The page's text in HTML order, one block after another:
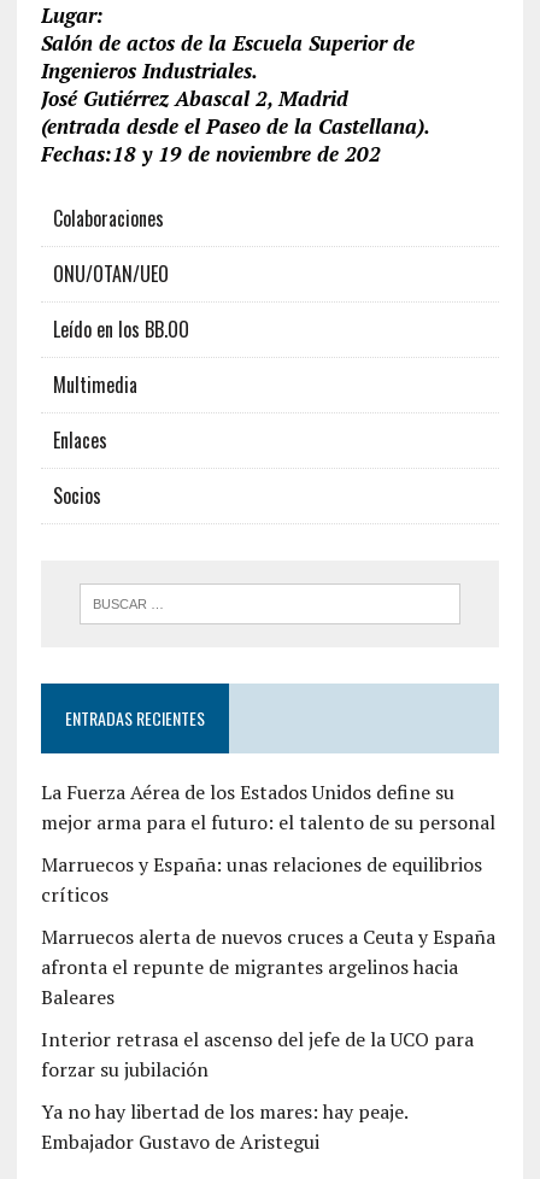
Lugar:
Salón de actos de la Escuela Superior de
Ingenieros Industriales.
José Gutiérrez Abascal 2, Madrid
(entrada desde el Paseo de la Castellana).
Fechas:18 y 19 de noviembre de 202
Colaboraciones
ONU/OTAN/UEO
Leído en los BB.OO
Multimedia
Enlaces
Socios
ENTRADAS RECIENTES
La Fuerza Aérea de los Estados Unidos define su
mejor arma para el futuro: el talento de su personal
Marruecos y España: unas relaciones de equilibrios
críticos
Marruecos alerta de nuevos cruces a Ceuta y España
afronta el repunte de migrantes argelinos hacia
Baleares
Interior retrasa el ascenso del jefe de la UCO para
forzar su jubilación
Ya no hay libertad de los mares: hay peaje.
Embajador Gustavo de Aristegui